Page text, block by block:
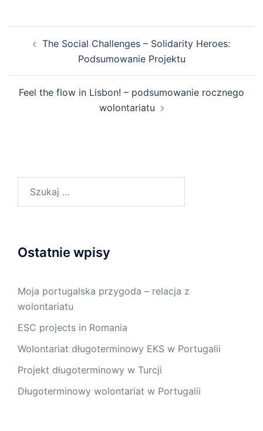
The Social Challenges – Solidarity Heroes:
Podsumowanie Projektu
Feel the flow in Lisbon! – podsumowanie rocznego
wolontariatu
Ostatnie wpisy
Moja portugalska przygoda – relacja z
wolontariatu
ESC projects in Romania
Wolontariat długoterminowy EKS w Portugalii
Projekt długoterminowy w Turcji
Długoterminowy wolontariat w Portugalii